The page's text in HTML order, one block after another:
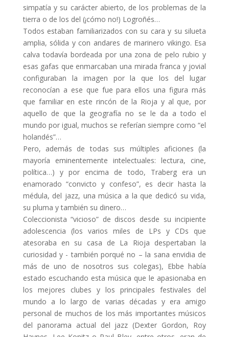
simpatía y su carácter abierto, de los problemas de la
tierra o de los del (¡cómo no!) Logroñés…
Todos estaban familiarizados con su cara y su silueta
amplia, sólida y con andares de marinero vikingo. Esa
calva todavía bordeada por una zona de pelo rubio y
esas gafas que enmarcaban una mirada franca y jovial
configuraban la imagen por la que los del lugar
reconocían a ese que fue para ellos una figura más
que familiar en este rincón de la Rioja y al que, por
aquello de que la geografía no se le da a todo el
mundo por igual, muchos se referían siempre como “el
holandés”…
Pero, además de todas sus múltiples aficiones (la
mayoría eminentemente intelectuales: lectura, cine,
política…) y por encima de todo, Traberg era un
enamorado “convicto y confeso”, es decir hasta la
médula, del jazz, una música a la que dedicó su vida,
su pluma y también su dinero…
Coleccionista “vicioso” de discos desde su incipiente
adolescencia (los varios miles de LPs y CDs que
atesoraba en su casa de La Rioja despertaban la
curiosidad y - también porqué no – la sana envidia de
más de uno de nosotros sus colegas), Ebbe había
estado escuchando esta música que le apasionaba en
los mejores clubes y los principales festivales del
mundo a lo largo de varias décadas y era amigo
personal de muchos de los más importantes músicos
del panorama actual del jazz (Dexter Gordon, Roy